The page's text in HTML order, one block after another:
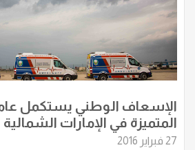
الإسعاف الوطني يستكمل
المتميزة في الإمارات الشمالية
27 فبراير 2016